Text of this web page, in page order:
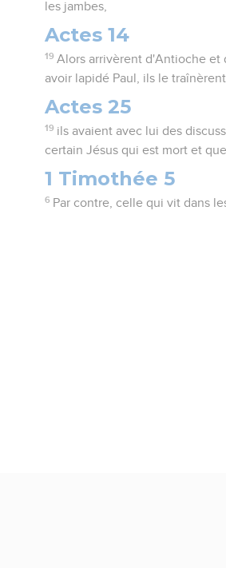
les jambes,
Actes 14
19 Alors arrivèrent d'Antioche et
avoir lapidé Paul, ils le
Actes 25
19 ils avaient avec lui des
certain Jésus qui est mort et
1 Timothée 5
6 Par contre, celle qui vit dans